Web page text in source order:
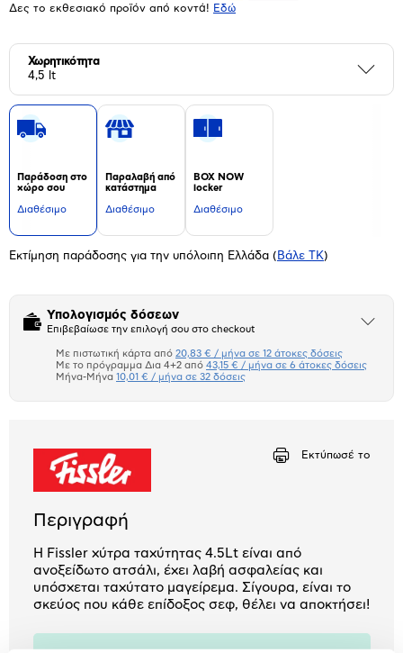
Δες το εκθεσιακό προϊόν από κοντά! Eδώ
Χωρητικότητα
4,5 lt
Παράδοση στο
χώρο σου
Διαθέσιμο
Παραλαβή από
κατάστημα
Διαθέσιμο
BOX NOW
locker
Διαθέσιμο
Εκτίμηση παράδοσης για την υπόλοιπη Ελλάδα ( Βάλε ΤΚ)
Υπολογισμός δόσεων
Επιβεβαίωσε την επιλογή σου στο checkout
Άνοιξε
Πιστωτική κάρτα
Αριθμός δόσεων
Με πιστωτική κάρτα από 20,83 € / μήνα σε 12 άτοκες δόσεις
Με το πρόγραμμα Δια 4+2 από 43,15 € / μήνα σε 6 άτοκες δόσεις
Μήνα-Μήνα 10,01 € / μήνα σε 32 δόσεις
Εκτύπωσέ το
Περιγραφή
Η Fissler χύτρα ταχύτητας 4.5Lt είναι από
ανοξείδωτο ατσάλι, έχει λαβή ασφαλείας και
υπόσχεται ταχύτατο μαγείρεμα. Σίγουρα, είναι το
σκεύος που κάθε επίδοξος σεφ, θέλει να αποκτήσει!